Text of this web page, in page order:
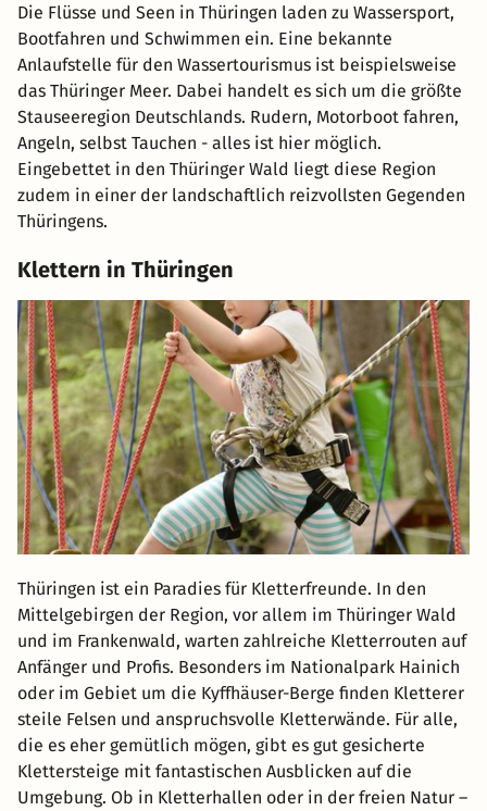
Die Flüsse und Seen in Thüringen laden zu Wassersport,
Bootfahren und Schwimmen ein. Eine bekannte
Anlaufstelle für den Wassertourismus ist beispielsweise
das Thüringer Meer. Dabei handelt es sich um die größte
Stauseeregion Deutschlands. Rudern, Motorboot fahren,
Angeln, selbst Tauchen - alles ist hier möglich.
Eingebettet in den Thüringer Wald liegt diese Region
zudem in einer der landschaftlich reizvollsten Gegenden
Thüringens.
Klettern in Thüringen
Thüringen ist ein Paradies für Kletterfreunde. In den
Mittelgebirgen der Region, vor allem im Thüringer Wald
und im Frankenwald, warten zahlreiche Kletterrouten auf
Anfänger und Profis. Besonders im Nationalpark Hainich
oder im Gebiet um die Kyffhäuser-Berge finden Kletterer
steile Felsen und anspruchsvolle Kletterwände. Für alle,
die es eher gemütlich mögen, gibt es gut gesicherte
Klettersteige mit fantastischen Ausblicken auf die
Umgebung. Ob in Kletterhallen oder in der freien Natur –